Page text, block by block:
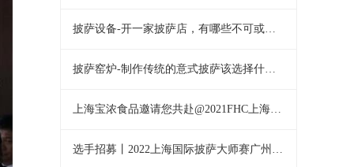
披萨设备-开一家披萨店，有哪些不可或缺
的设备
披萨窑炉-制作传统的意式披萨该选择什么
烤炉？
上海宝浓食品邀请您共赴@2021FHC上海环
球食品展，体验纯正意大利美食！
选手招募丨2022上海国际披萨大师赛广州赛